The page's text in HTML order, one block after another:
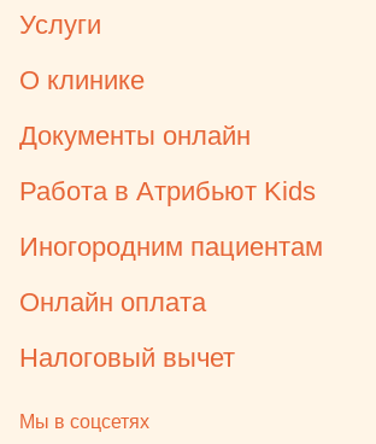
Услуги
О клинике
Документы онлайн
Работа в Атрибьют Kids
Иногородним пациентам
Онлайн оплата
Налоговый вычет
Мы в соцсетях